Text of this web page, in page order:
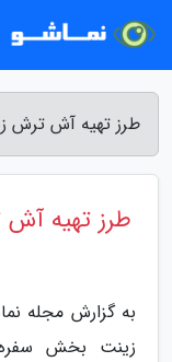
طرز تهیه آش ترش
طرز تهیه
به گزارش مجله
زینت بخش